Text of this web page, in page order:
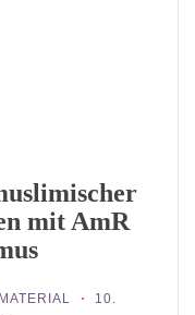
mit AmR
10.